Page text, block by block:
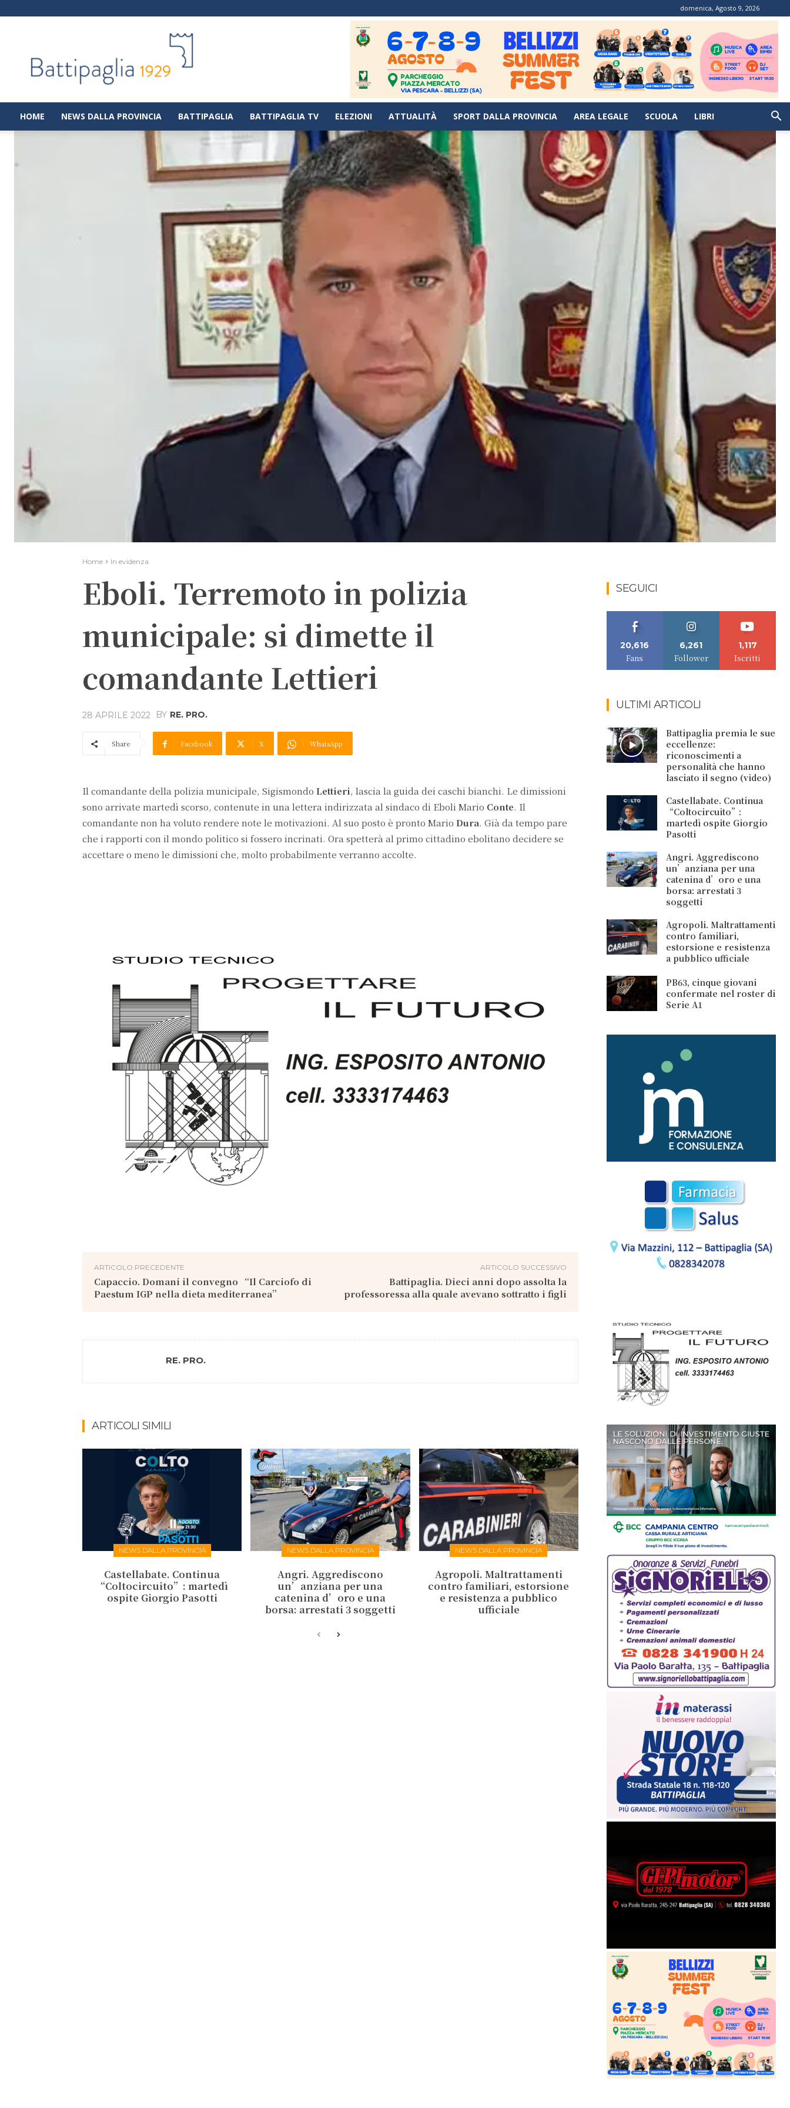
domenica, Agosto 9, 2026
|
Notizie
dalla
città
di
HOME NEWS DALLA PROVINCIA BATTIPAGLIA BATTIPAGLIA TV ELEZIONI ATTUALITÀ SPORT DALLA PROVINCIA AREA LEGALE SCUOLA LIBRI
Home In evidenza
Eboli. Terremoto in polizia
municipale: si dimette il
comandante Lettieri
28 APRILE 2022 BY RE. PRO.
Share Facebook X WhatsApp
Il comandante della polizia municipale, Sigismondo Lettieri, lascia la guida dei caschi bianchi. Le dimissioni
sono arrivate martedì scorso, contenute in una lettera indirizzata al sindaco di Eboli Mario Conte. Il
comandante non ha voluto rendere note le motivazioni. Al suo posto è pronto Mario Dura. Già da tempo pare
che i rapporti con il mondo politico si fossero incrinati. Ora spetterà al primo cittadino ebolitano decidere se
accettare o meno le dimissioni che, molto probabilmente verranno accolte.
ARTICOLO PRECEDENTE
Capaccio. Domani il convegno “Il Carciofo di
Paestum IGP nella dieta mediterranea”
ARTICOLO SUCCESSIVO
Battipaglia. Dieci anni dopo assolta la
professoressa alla quale avevano sottratto i figli
RE. PRO.
ARTICOLI SIMILI
NEWS DALLA PROVINCIA
Castellabate. Continua
“Coltocircuito”: martedì
ospite Giorgio Pasotti
NEWS DALLA PROVINCIA
Angri. Aggrediscono
un’anziana per una
catenina d’oro e una
borsa: arrestati 3 soggetti
NEWS DALLA PROVINCIA
Agropoli. Maltrattamenti
contro familiari, estorsione
e resistenza a pubblico
ufficiale
SEGUICI
20,616
Fans
6,261
Follower
1,117
Iscritti
ULTIMI ARTICOLI
Battipaglia premia le sue
eccellenze:
riconoscimenti a
personalità che hanno
lasciato il segno (video)
Castellabate. Continua
“Coltocircuito”:
martedì ospite Giorgio
Pasotti
Angri. Aggrediscono
un’anziana per una
catenina d’oro e una
borsa: arrestati 3
soggetti
Agropoli. Maltrattamenti
contro familiari,
estorsione e resistenza
a pubblico ufficiale
PB63, cinque giovani
confermate nel roster di
Serie A1